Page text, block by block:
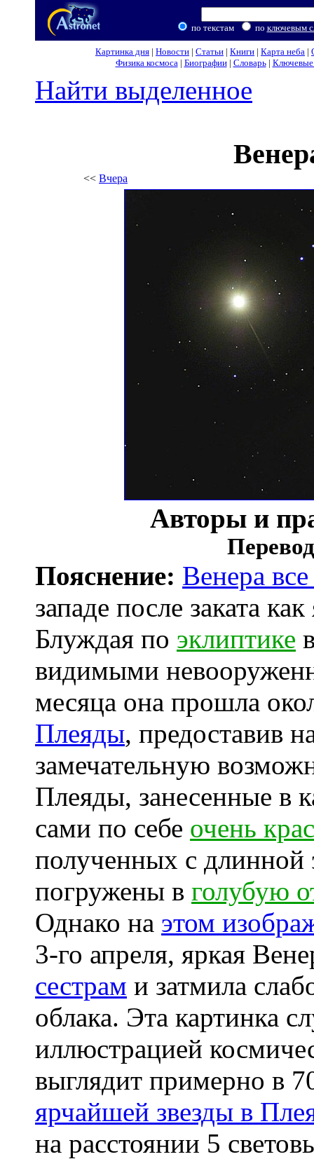
по текстам по ключевым
Картинка дня | Новости | Статьи | Книги | Карта неба |
Физика космоса| Биографии| Словарь| Ключевые
Найти выделенное
<< Вчера
Авторы и
Пояснение: Венера
западе после заката
Блуждая по эклиптике
видимыми
месяца она прошла
Плеяды, предоставив
замечательную
Плеяды, занесенные в
сами по себе очень
полученных с длинной
погружены в голубую
Однако на этом
3-го апреля, яркая
сестрам и затмила
облака. Эта картинка
иллюстрацией
выглядит примерно в
ярчайшей звезды в
на расстоянии 5